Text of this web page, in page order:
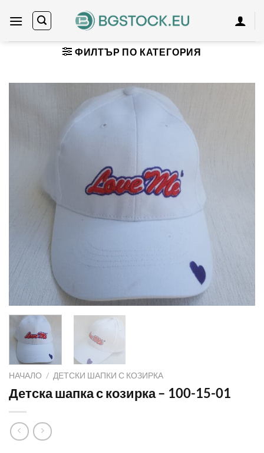
ФИЛТЪР ПО КАТЕГОРИЯ
НАЧАЛО / ДЕТСКИ ШАПКИ С КОЗИРКА
Детска шапка с козирка – 100-15-01